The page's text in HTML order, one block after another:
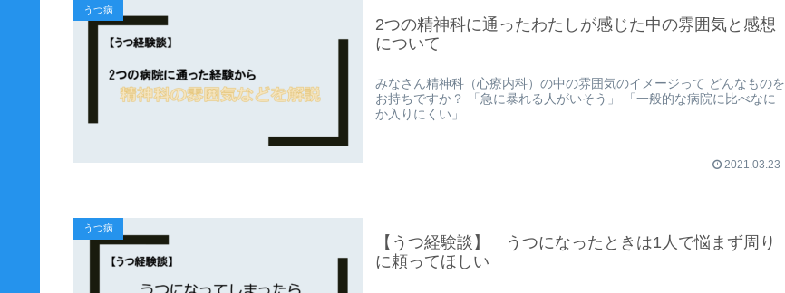
うつ病
2つの精神科に通ったわたしが感じた中の雰囲気と感想
について
みなさん精神科（心療内科）の中の雰囲気のイメージって どんなものを
お持ちですか？ 「急に暴れる人がいそう」 「一般的な病院に比べなに
か入りにくい」 ...
2021.03.23
うつ病
【うつ経験談】 うつになったときは1人で悩まず周り
に頼ってほしい